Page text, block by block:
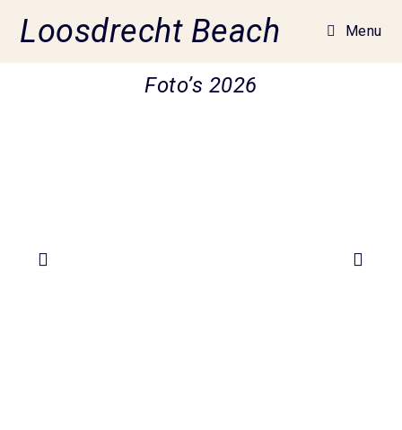
Loosdrecht Beach Menu
Foto’s 2026